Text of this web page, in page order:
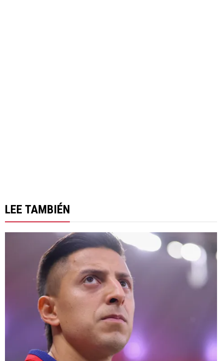
LEE TAMBIÉN